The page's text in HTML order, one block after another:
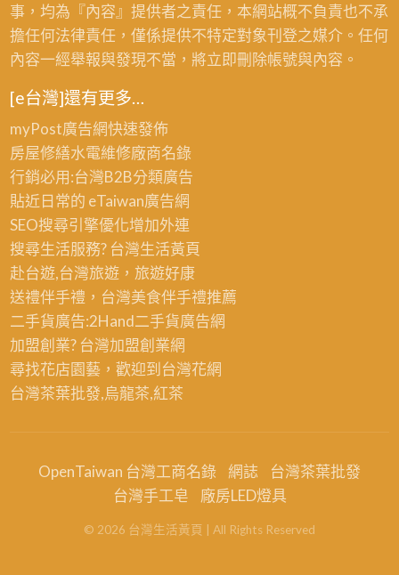
事，均為『內容』提供者之責任，本網站概不負責也不承
擔任何法律責任，僅係提供不特定對象刊登之媒介。任何
內容一經舉報與發現不當，將立即刪除帳號與內容。
[e台灣]還有更多…
myPost廣告網快速發佈
房屋修繕水電維修廠商名錄
行銷必用:台灣B2B分類廣告
貼近日常的 eTaiwan廣告網
SEO搜尋引擎優化增加外連
搜尋生活服務? 台灣生活黃頁
赴台遊,台灣旅遊，旅遊好康
送禮伴手禮，台灣美食伴手禮推薦
二手貨廣告:2Hand二手貨廣告網
加盟創業? 台灣加盟創業網
尋找花店園藝，歡迎到 台灣花網
台灣茶葉批發,烏龍茶,紅茶
OpenTaiwan 台灣工商名錄 網誌
台灣茶葉批發
台灣手工皂
廠房LED燈具
© 2026 台灣生活黃頁 | All Rights Reserved